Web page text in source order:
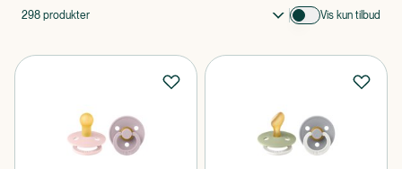
298 produkter Vis kun tilbud